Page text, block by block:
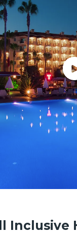
Inclusive